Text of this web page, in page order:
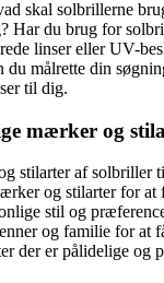
skal solbrillerne
Har du brug for
linser eller UV-
du målrette din
til dig.
mærker og
stilarter af solbriller
og stilarter for at
stil og
og familie for at
der er pålidelige og